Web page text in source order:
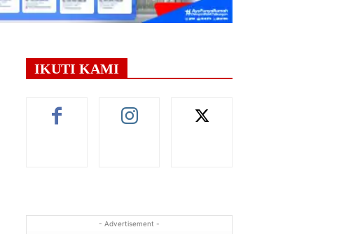
IKUTI KAMI
- Advertisement -